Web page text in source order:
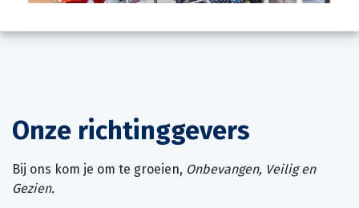
Onze richtinggevers
Bij ons kom je om te groeien, Onbevangen, Veilig en
Gezien.